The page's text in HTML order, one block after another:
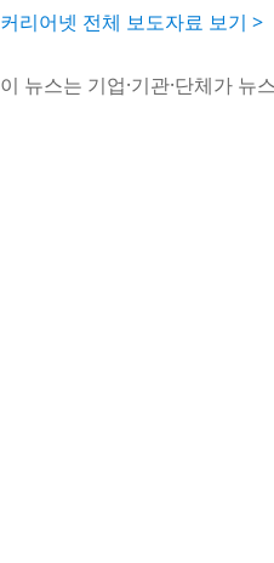
커리어넷 전체 보도자료 보기 >
이 뉴스는 기업·기관·단체가